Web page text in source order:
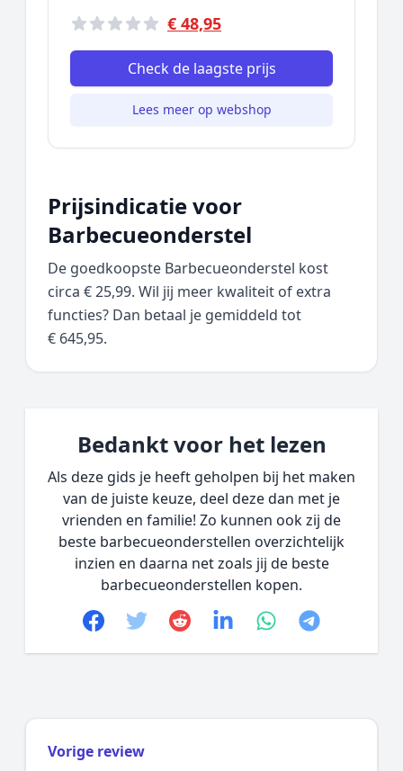
€ 48,95
Check de laagste prijs
Lees meer op webshop
Prijsindicatie voor
Barbecueonderstel
De goedkoopste Barbecueonderstel kost
circa € 25,99. Wil jij meer kwaliteit of extra
functies? Dan betaal je gemiddeld tot
€ 645,95.
Bedankt voor het lezen
Als deze gids je heeft geholpen bij het maken
van de juiste keuze, deel deze dan met je
vrienden en familie! Zo kunnen ook zij de
beste barbecueonderstellen overzichtelijk
inzien en daarna net zoals jij de beste
barbecueonderstellen kopen.
Facebook
TwitterRedditlinkedinwhatsapp
telegram
Vorige review